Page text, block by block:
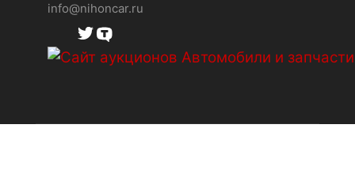
info@nihoncar.ru